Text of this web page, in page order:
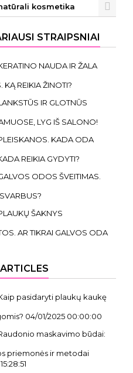
kosmetika
STRAIPSNIAI
NAUDA IR ŽALA
KĄ REIKIA ŽINOTI?
IR GLOTNŪS
LYG IŠ SALONO!
KADA ODA
REIKIA GYDYTI?
ODOS ŠVEITIMAS.
ŠAKNYS
AR TIKRAI GALVOS ODA
pasidaryti plaukų kaukę
04/01/2025 00:00:00
maskavimo būdai:
priemonės ir metodai